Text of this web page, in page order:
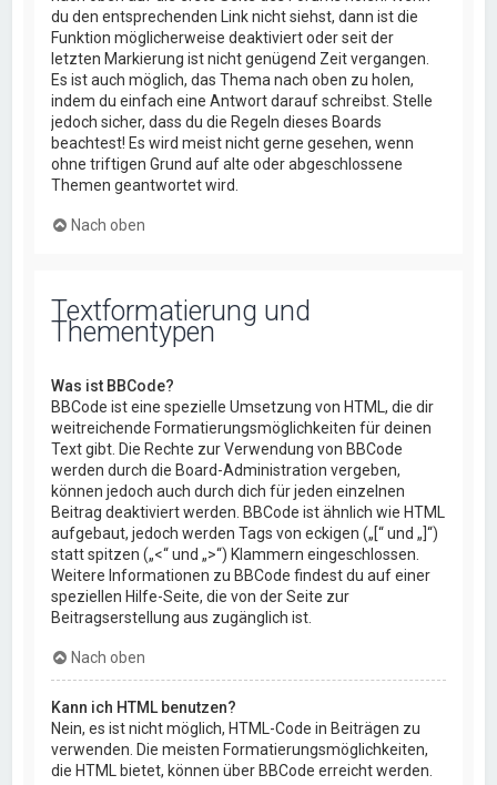
du den entsprechenden Link nicht siehst, dann ist die
Funktion möglicherweise deaktiviert oder seit der
letzten Markierung ist nicht genügend Zeit vergangen.
Es ist auch möglich, das Thema nach oben zu holen,
indem du einfach eine Antwort darauf schreibst. Stelle
jedoch sicher, dass du die Regeln dieses Boards
beachtest! Es wird meist nicht gerne gesehen, wenn
ohne triftigen Grund auf alte oder abgeschlossene
Themen geantwortet wird.
Nach oben
Textformatierung und
Thementypen
Was ist BBCode?
BBCode ist eine spezielle Umsetzung von HTML, die dir
weitreichende Formatierungsmöglichkeiten für deinen
Text gibt. Die Rechte zur Verwendung von BBCode
werden durch die Board-Administration vergeben,
können jedoch auch durch dich für jeden einzelnen
Beitrag deaktiviert werden. BBCode ist ähnlich wie HTML
aufgebaut, jedoch werden Tags von eckigen („[“ und „]“)
statt spitzen („<“ und „>“) Klammern eingeschlossen.
Weitere Informationen zu BBCode findest du auf einer
speziellen Hilfe-Seite, die von der Seite zur
Beitragserstellung aus zugänglich ist.
Nach oben
Kann ich HTML benutzen?
Nein, es ist nicht möglich, HTML-Code in Beiträgen zu
verwenden. Die meisten Formatierungsmöglichkeiten,
die HTML bietet, können über BBCode erreicht werden.